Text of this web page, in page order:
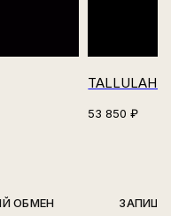
TALLULAH
53 850 ₽
ОБМЕН